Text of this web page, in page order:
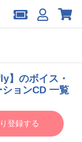
】のボイス・
ョンCD 一覧
登録する